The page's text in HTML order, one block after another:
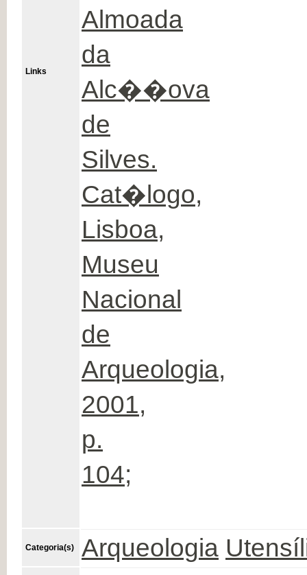
Links
Almoada
da
Alc��ova
de
Silves.
Cat�logo,
Lisboa,
Museu
Nacional
de
Arqueologia,
2001,
p.
104;
Categoria(s) Arqueologia